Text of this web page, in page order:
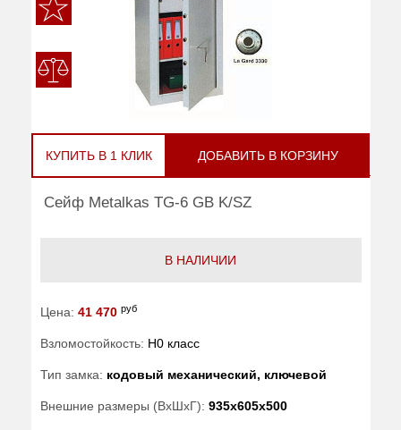
КУПИТЬ В 1 КЛИК ДОБАВИТЬ В КОРЗИНУ
Сейф Metalkas TG-6 GB K/SZ
В НАЛИЧИИ
Цена: 41 470 руб
Взломостойкость: H0 класс
Тип замка: кодовый механический, ключевой
Внешние размеры (ВхШхГ): 935x605x500